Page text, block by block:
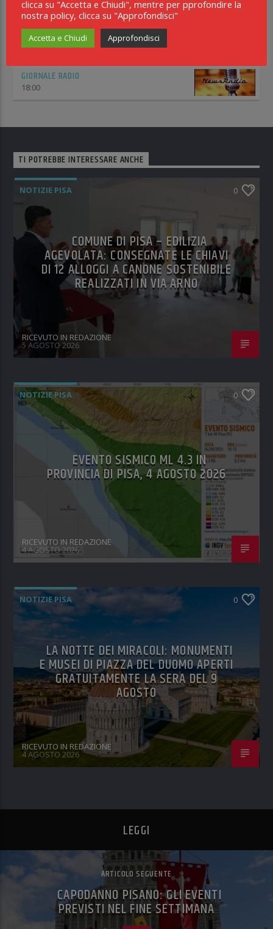
13:00
INCONTRO WEEKEND
14:00
GIORNALE RADIO
18:00
TI POTREBBE INTERESSARE ANCHE
NOTIZIE PISA 0
COMUNE DI PISA – EDILIZIA
AGEVOLATA: CONSEGNATE LE CHIAVI
DI 12 ALLOGGI A CANONE SOSTENIBILE
REALIZZATI IN VIA ARNO
RICEVUTO IN REDAZIONE
5 AGOSTO 2026
NOTIZIE PISA 0
EVENTO SISMICO ML 4.3 IN
PROVINCIA DI PISA, 4 AGOSTO 2026
RICEVUTO IN REDAZIONE
4 AGOSTO 2026
NOTIZIE PISA 0
LA NOTTE DEI MIRACOLI: MONUMENTI
E MUSEI DI PIAZZA DEL DUOMO APERTI
GRATUITAMENTE LA SERA DEL 9
AGOSTO
RICEVUTO IN REDAZIONE
4 AGOSTO 2026
LEGGI
ARTICOLO SEGUENTE
CAPODANNO PISANO: GLI EVENTI
PREVISTI NEL FINE SETTIMANA
clicca su "Accetta e Chiudi", mentre per pprofondire la
nostra policy, clicca su "Approfondisci"
Accetta e Chiudi Approfondisci